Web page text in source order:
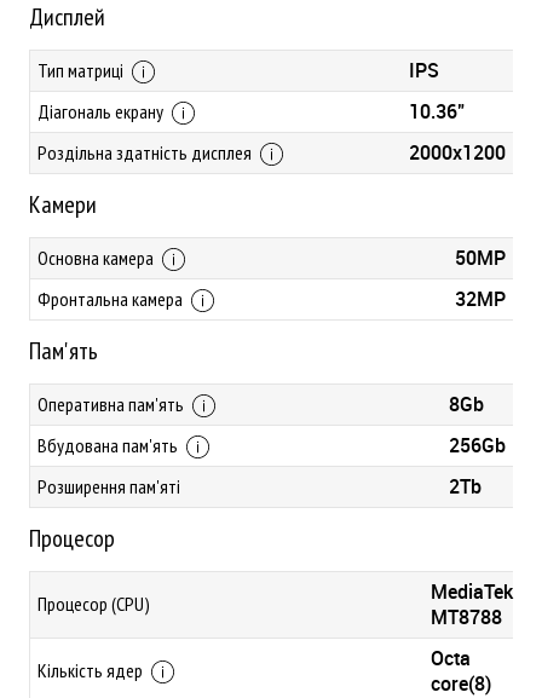
Дисплей
Тип матриці IPS
Діагональ екрану 10.36"
Роздільна здатність дисплея 2000x1200
Камери
Основна камера 50MP
Фронтальна камера 32MP
Пам'ять
Оперативна пам'ять 8Gb
Вбудована пам'ять 256Gb
Розширення пам'яті 2Tb
Процесор
Процесор (CPU)
MediaTek
MT8788
Кількість ядер
Octa
core(8)